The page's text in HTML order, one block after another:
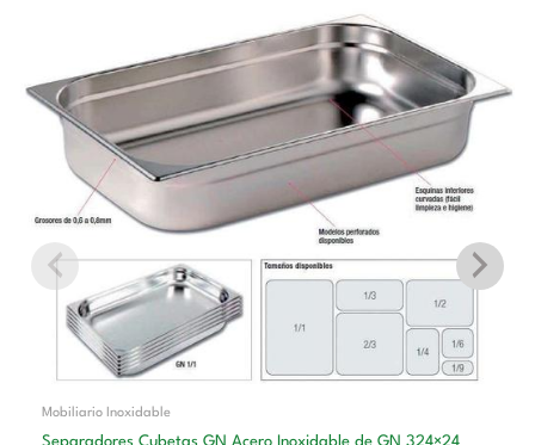
Mobiliario Inoxidable
Separadores Cubetas GN Acero Inoxidable de GN 324×24